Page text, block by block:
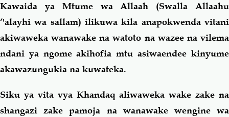
Kawaida ya Mtume wa Allaah (Swalla Allaahu
‘'alayhi wa sallam) ilikuwa kila anapokwenda vitani
akiwaweka wanawake na watoto na wazee na vilema
ndani ya ngome akihofia mtu asiwaendee kinyume
akawazungukia na kuwateka.
Siku ya vita vya Khandaq aliwaweka wake zake na
shangazi zake pamoja na wanawake wengine wa